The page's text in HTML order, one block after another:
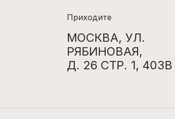
Приходите
МОСКВА, УЛ.
РЯБИНОВАЯ,
Д. 26 СТР. 1, 403В